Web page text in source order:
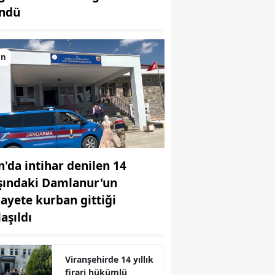
Bingöl
Bitlis
Bolu
Burdur
Bursa
Çanakkale
Çankırı
Diyarbakır
intihar denilen 14
Damlanur'un
kurban gittiği
Viranşehirde 14 yıllık
firari hükümlü